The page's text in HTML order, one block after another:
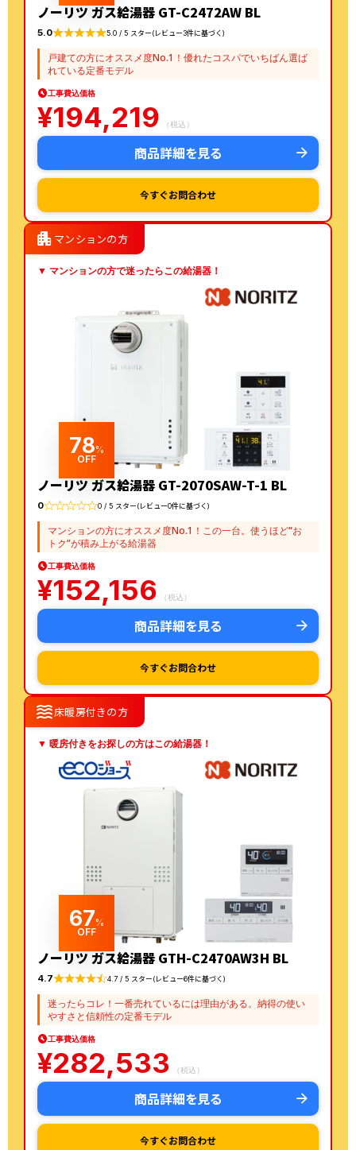
ノーリツ ガス給湯器 GT-C2472AW BL
5.0 5.0 / 5 スター(レビュー3件に基づく)
戸建ての方にオススメ度No.1！優れたコスパでいちばん選ば
れている定番モデル
工事費込価格
¥194,219 （税込）
商品詳細を見る
今すぐお問合わせ
apartment マンションの方
▼ マンションの方で迷ったらこの給湯器！
78%
OFF
ノーリツ ガス給湯器 GT-2070SAW-T-1 BL
0 0 / 5 スター(レビュー0件に基づく)
マンションの方にオススメ度No.1！この一台。使うほど“お
トク”が積み上がる給湯器
工事費込価格
¥152,156 （税込）
商品詳細を見る
今すぐお問合わせ
waves床暖房付きの方
▼ 暖房付きをお探しの方はこの給湯器！
67%
OFF
ノーリツ ガス給湯器 GTH-C2470AW3H BL
4.7 4.7 / 5 スター(レビュー6件に基づく)
迷ったらコレ！一番売れているには理由がある。納得の使い
やすさと信頼性の定番モデル
工事費込価格
¥282,533 （税込）
商品詳細を見る
今すぐお問合わせ